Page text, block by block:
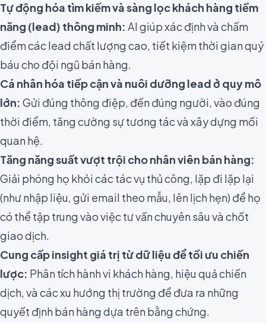
Tự động hóa tìm kiếm và sàng lọc khách hàng tiềm
năng (lead) thông minh: AI giúp xác định và chấm
điểm các lead chất lượng cao, tiết kiệm thời gian quý
báu cho đội ngũ bán hàng.
Cá nhân hóa tiếp cận và nuôi dưỡng lead ở quy mô
lớn: Gửi đúng thông điệp, đến đúng người, vào đúng
thời điểm, tăng cường sự tương tác và xây dựng mối
quan hệ.
Tăng năng suất vượt trội cho nhân viên bán hàng:
Giải phóng họ khỏi các tác vụ thủ công, lặp đi lặp lại
(như nhập liệu, gửi email theo mẫu, lên lịch hẹn) để họ
có thể tập trung vào việc tư vấn chuyên sâu và chốt
giao dịch.
Cung cấp insight giá trị từ dữ liệu để tối ưu chiến
lược: Phân tích hành vi khách hàng, hiệu quả chiến
dịch, và các xu hướng thị trường để đưa ra những
quyết định bán hàng dựa trên bằng chứng.